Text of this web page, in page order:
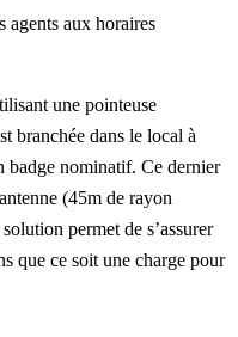
agents aux horaires
une pointeuse
branchée dans le local à
badge nominatif. Ce dernier
(45m de rayon
permet de s’assurer
que ce soit une charge pour